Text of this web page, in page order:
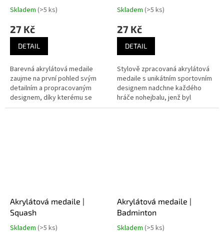
Skladem (>5 ks)
27 Kč
DETAIL
Barevná akrylátová medaile
zaujme na první pohled svým
detailním a propracovaným
designem, díky kterému se
skvěle hodí jako ocenění
Skladem (>5 ks)
27 Kč
DETAIL
Stylově zpracovaná akrylátová
medaile s unikátním sportovním
designem nadchne každého
hráče nohejbalu, jenž byl
součástí vítězného týmu, který
Akrylátová medaile |
Squash
Skladem (>5 ks)
Akrylátová medaile |
Badminton
Skladem (>5 ks)